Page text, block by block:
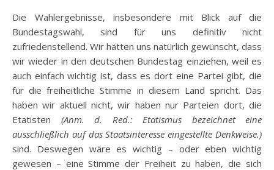
Die Wahlergebnisse, insbesondere mit Blick auf die
Bundestagswahl, sind für uns definitiv nicht
zufriedenstellend. Wir hätten uns natürlich gewünscht, dass
wir wieder in den deutschen Bundestag einziehen, weil es
auch einfach wichtig ist, dass es dort eine Partei gibt, die
für die freiheitliche Stimme in diesem Land spricht. Das
haben wir aktuell nicht, wir haben nur Parteien dort, die
Etatisten (Anm. d. Red.: Etatismus bezeichnet eine
ausschließlich auf das Staatsinteresse eingestellte Denkweise.)
sind. Deswegen wäre es wichtig – oder eben wichtig
gewesen – eine Stimme der Freiheit zu haben, die sich